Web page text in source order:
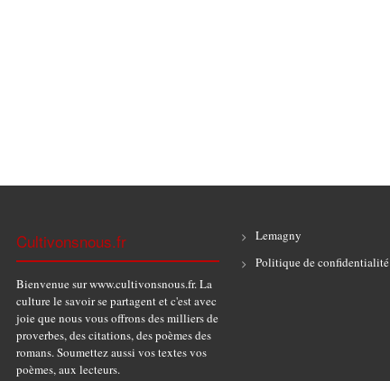
Cultivonsnous.fr
Bienvenue sur www.cultivonsnous.fr. La
culture le savoir se partagent et c'est avec
joie que nous vous offrons des milliers de
proverbes, des citations, des poèmes des
romans. Soumettez aussi vos textes vos
poèmes, aux lecteurs.
Lemagny
Politique de confidentialité